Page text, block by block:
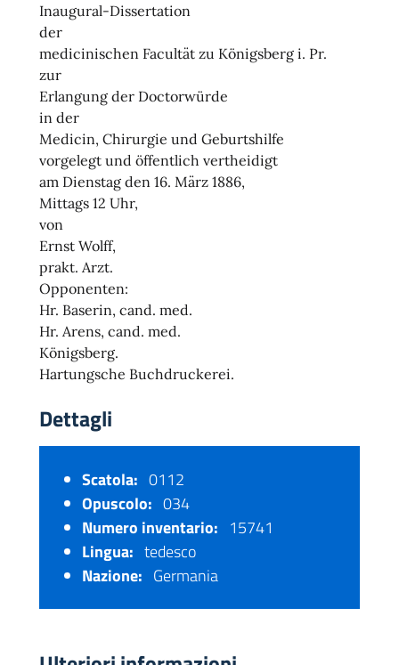
Inaugural-Dissertation
der
medicinischen Facultät zu Königsberg i. Pr.
zur
Erlangung der Doctorwürde
in der
Medicin, Chirurgie und Geburtshilfe
vorgelegt und öffentlich vertheidigt
am Dienstag den 16. März 1886,
Mittags 12 Uhr,
von
Ernst Wolff,
prakt. Arzt.
Opponenten:
Hr. Baserin, cand. med.
Hr. Arens, cand. med.
Königsberg.
Hartungsche Buchdruckerei.
Dettagli
Scatola: 0112
Opuscolo: 034
Numero inventario: 15741
Lingua: tedesco
Nazione: Germania